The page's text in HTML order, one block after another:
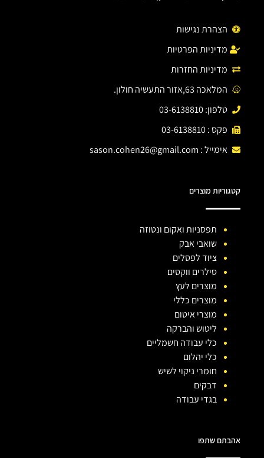
הצהרת נגישות
מדיניות הפרטיות
מדיניות החזרות
המלאכה 63,אזור התעשיה חולון.
טלפון: 03-6138810
פקס : 03-6138810
אימייל : sason.cohen26@gmail.com
קטגוריות מוצרים
תפסניות ואקום ונטוזה
שואבי אבק
ציוד לפסלים
סילרים ווקסים
מוצרים לעץ
מוצרים כללי
מוצרי איטום
ליטוש והברקה
כלי עבודה חשמליים
כלי יהלום
חומרי ניקוי לשיש
דבקים
בגדי עבודה
אהבתם שתפו